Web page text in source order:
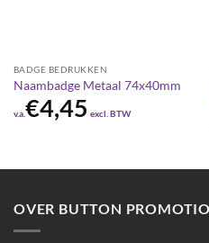
BADGE BEDRUKKEN
Naambadge Metaal 74x40mm
v.a.€4,45 excl. BTW
OVER BUTTON